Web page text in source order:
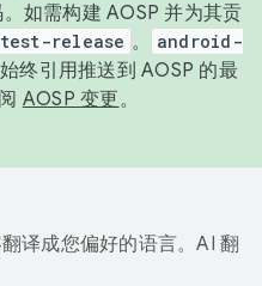
如需构建 AOSP 并为其贡
release 。
android-
终引用推送到 AOSP 的最
AOSP 变更。
译成您偏好的语言。AI 翻